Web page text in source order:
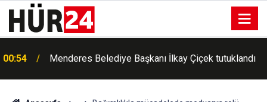
00:42 Erdemli'de Kur'an kursu öğrencileri piknikte buluştu